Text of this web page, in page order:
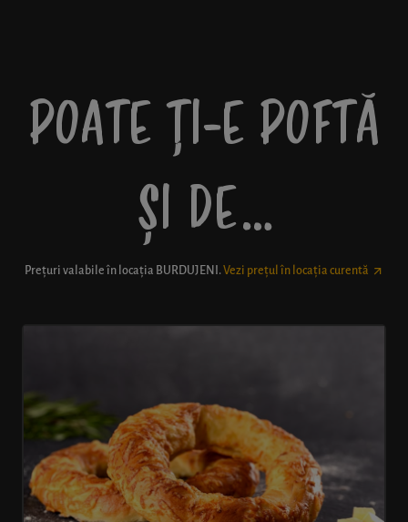
POATE ȚI-E POFTĂ
ȘI DE…
Prețuri valabile în locația BURDUJENI . Vezi prețul în locația curentă